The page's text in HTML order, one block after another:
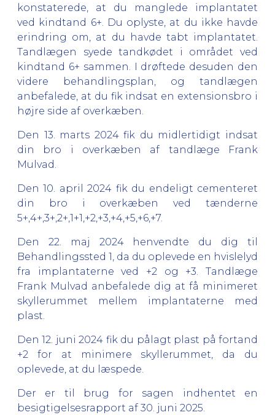
konstaterede, at du manglede implantatet
ved kindtand 6+. Du oplyste, at du ikke havde
erindring om, at du havde tabt implantatet.
Tandlægen syede tandkødet i området ved
kindtand 6+ sammen. I drøftede desuden den
videre behandlingsplan, og tandlægen
anbefalede, at du fik indsat en extensionsbro i
højre side af overkæben.
Den 13. marts 2024 fik du midlertidigt indsat
din bro i overkæben af tandlæge Frank
Mulvad.
Den 10. april 2024 fik du endeligt cementeret
din bro i overkæben ved tænderne
5+,4+,3+,2+,1+1,+2,+3,+4,+5,+6,+7.
Den 22. maj 2024 henvendte du dig til
Behandlingssted 1, da du oplevede en hvislelyd
fra implantaterne ved +2 og +3. Tandlæge
Frank Mulvad anbefalede dig at få minimeret
skyllerummet mellem implantaterne med
plast.
Den 12. juni 2024 fik du pålagt plast på fortand
+2 for at minimere skyllerummet, da du
oplevede, at du læspede.
Der er til brug for sagen indhentet en
besigtigelsesrapport af 30. juni 2025.